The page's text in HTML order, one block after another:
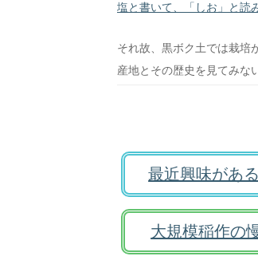
塩と書いて、「しお」と読
それ故、黒ボク土では栽培
産地とその歴史を見てみな
最近興味があ
大規模稲作の